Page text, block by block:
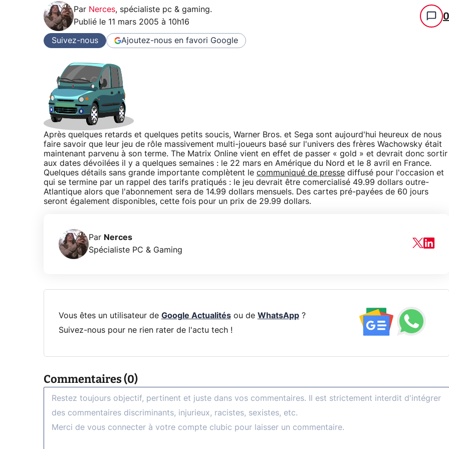
Par Nerces, spécialiste pc & gaming.
Publié le 11 mars 2005 à 10h16 0
Suivez-nous Ajoutez-nous en favori Google
Après quelques retards et quelques petits soucis, Warner Bros. et Sega sont aujourd'hui heureux de nous
faire savoir que leur jeu de rôle massivement multi-joueurs basé sur l'univers des frères Wachowsky était
maintenant parvenu à son terme. The Matrix Online vient en effet de passer « gold » et devrait donc sortir
aux dates dévoilées il y a quelques semaines : le 22 mars en Amérique du Nord et le 8 avril en France.
Quelques détails sans grande importante complètent le communiqué de presse diffusé pour l'occasion et
qui se termine par un rappel des tarifs pratiqués : le jeu devrait être comercialisé 49.99 dollars outre-
Atlantique alors que l'abonnement sera de 14.99 dollars mensuels. Des cartes pré-payées de 60 jours
seront également disponibles, cette fois pour un prix de 29.99 dollars.
Par Nerces
Spécialiste PC & Gaming
Vous êtes un utilisateur de Google Actualitésou de WhatsApp?
Suivez-nous pour ne rien rater de l'actu tech !
Commentaires (0)